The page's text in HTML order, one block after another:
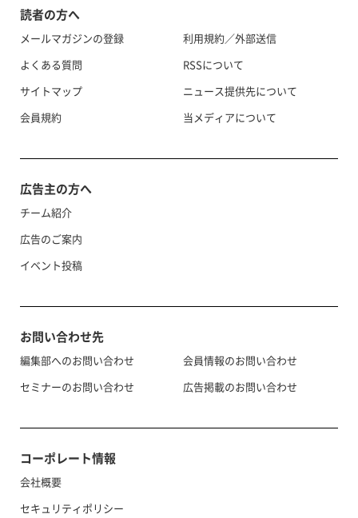
読者の方へ
メールマガジンの登録
よくある質問
サイトマップ
会員規約
利用規約／外部送信
RSSについて
ニュース提供先について
当メディアについて
広告主の方へ
チーム紹介
広告のご案内
イベント投稿
お問い合わせ先
編集部へのお問い合わせ
セミナーのお問い合わせ
会員情報のお問い合わせ
広告掲載のお問い合わせ
コーポレート情報
会社概要
セキュリティポリシー